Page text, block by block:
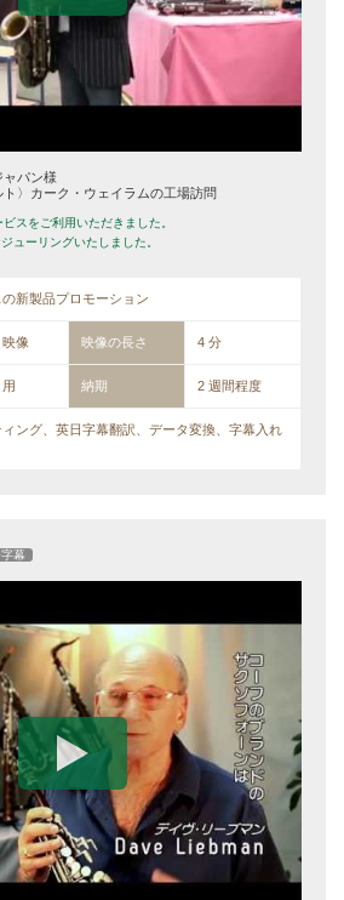
ャパン様
ト〉カーク・ウェイラムの工場訪問
スをご利用いただきました。
ューリングいたしました。
新製品プロモーション
像 映像の長さ 4 分
納期 2 週間程度
ィング、英日字幕翻訳、データ変換、字幕入れ
幕